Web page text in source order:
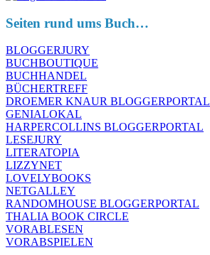
Seiten rund ums Buch…
BLOGGERJURY
BUCHBOUTIQUE
BUCHHANDEL
BÜCHERTREFF
DROEMER KNAUR BLOGGERPORTAL
GENIALOKAL
HARPERCOLLINS BLOGGERPORTAL
LESEJURY
LITERATOPIA
LIZZYNET
LOVELYBOOKS
NETGALLEY
RANDOMHOUSE BLOGGERPORTAL
THALIA BOOK CIRCLE
VORABLESEN
VORABSPIELEN